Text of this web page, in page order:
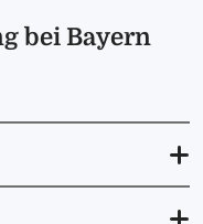
bei Bayern